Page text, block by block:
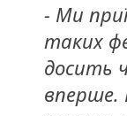
- Ми
таких
досить
вперше.